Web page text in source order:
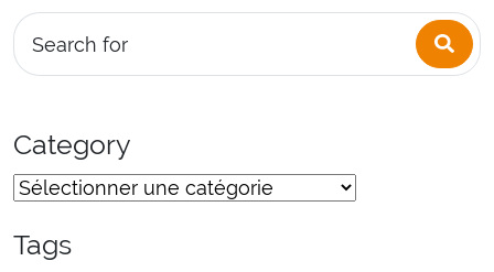
Search for
Category
Tags